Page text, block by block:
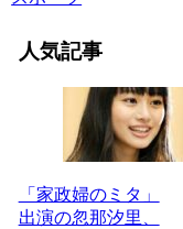
人気記事
「家政婦のミタ」
出演の忽那汐里、